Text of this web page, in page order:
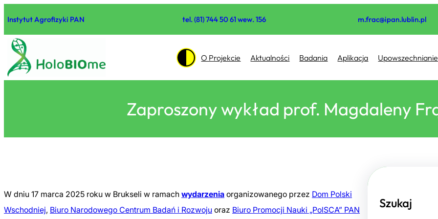
do
treści
Instytut Agrofizyki PAN tel. (81) 744 50 61 wew. 156 m.frac@ipan.lublin.pl
O Projekcie Aktualności Badania Aplikacja Upowszechnianie
Zaproszony wykład prof. Magdaleny
W dniu 17 marca 2025 roku w Brukseli w ramach wydarzenia organizowanego przez Dom Polski
Wschodniej, Biuro Narodowego Centrum Badań i Rozwoju oraz Biuro Promocji Nauki „PolSCA” PAN
Szukaj